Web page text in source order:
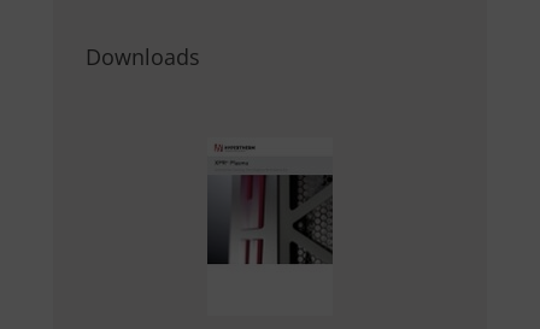
Downloads